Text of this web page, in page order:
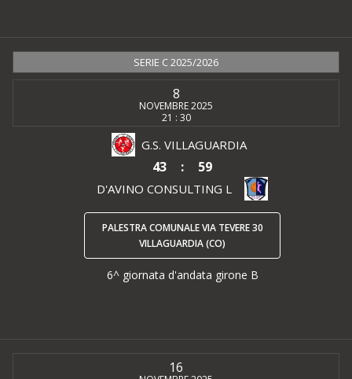
SERIE C 2025/2026
8
NOVEMBRE 2025
21 : 30
G.S. VILLAGUARDIA
43 : 59
D'AVINO CONSULTING L
PALESTRA COMUNALE VIA TEVERE 30
VILLAGUARDIA (CO)
6^ giornata d'andata girone B
16